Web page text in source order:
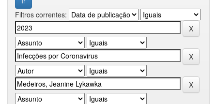
Filtros correntes: